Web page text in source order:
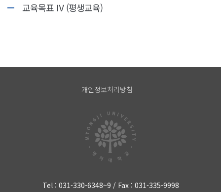
교육목표 Ⅳ (평생교육)
개인정보처리방침
Tel : 031-330-6348~9 / Fax : 031-335-9998